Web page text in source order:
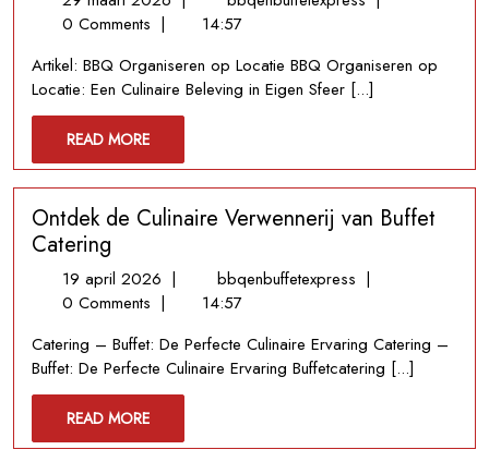
maart
Organiseren
op
Vuurvreugde
in
Eigen
0 Comments |
14:57
Artikel: BBQ Organiseren op Locatie BBQ Organiseren op
Locatie: Een Culinaire Beleving in Eigen Sfeer [...]
READ MOREREAD
MORE
Ontdek de Culinaire Verwennerij van Buffet
Catering
19 april 2026 19| bbqenbuffetexpress Ontdek
Verwennerij
van
|
0 Comments |
14:57
Catering – Buffet: De Perfecte Culinaire Ervaring Catering –
Buffet: De Perfecte Culinaire Ervaring Buffetcatering [...]
READ MOREREAD
MORE